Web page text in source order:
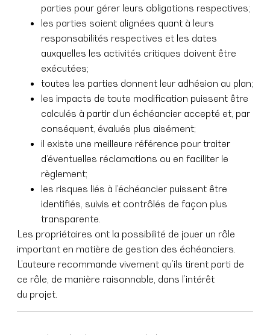
parties pour gérer leurs obligations respectives;
les parties soient alignées quant à leurs
responsabilités respectives et les dates
auxquelles les activités critiques doivent être
exécutées;
toutes les parties donnent leur adhésion au plan;
les impacts de toute modification puissent être
calculés à partir d’un échéancier accepté et, par
conséquent, évalués plus aisément;
il existe une meilleure référence pour traiter
d’éventuelles réclamations ou en faciliter le
règlement;
les risques liés à l’échéancier puissent être
identifiés, suivis et contrôlés de façon plus
transparente.
Les propriétaires ont la possibilité de jouer un rôle
important en matière de gestion des échéanciers.
L’auteure recommande vivement qu’ils tirent parti de
ce rôle, de manière raisonnable, dans l’intérêt
du projet.